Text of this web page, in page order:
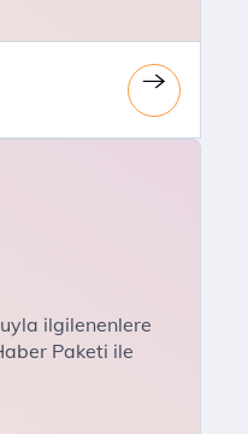
ilgilenenlere
Paketi ile